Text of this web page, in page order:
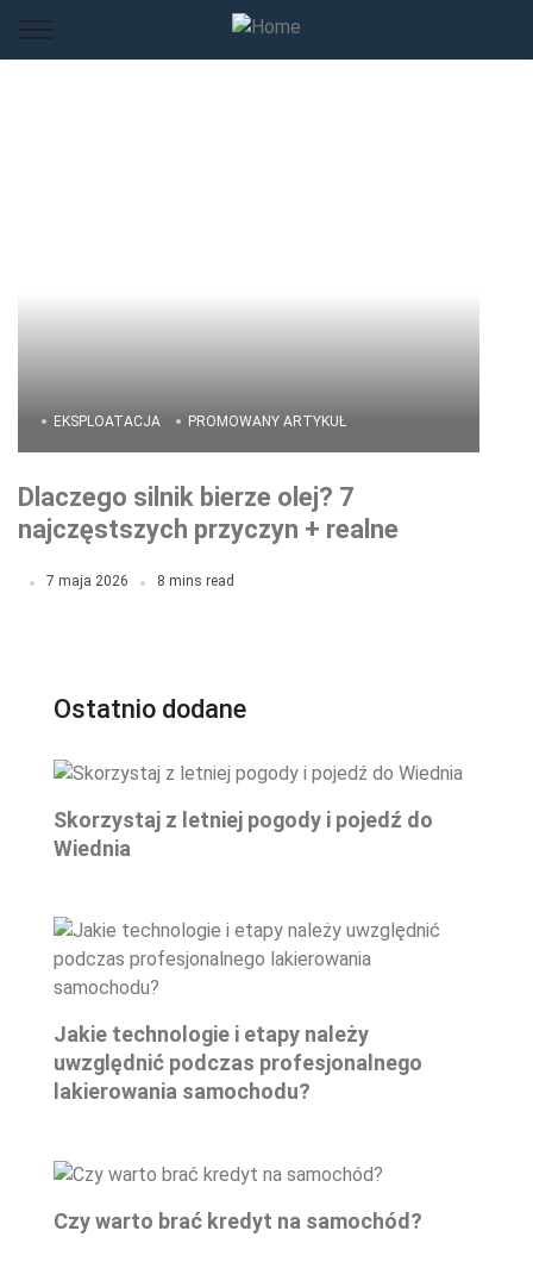
EKSPLOATACJA PROMOWANY ARTYKUŁ
Dlaczego silnik bierze olej? 7
najczęstszych przyczyn + realne
7 maja 2026 8 mins read
Ostatnio dodane
Skorzystaj z letniej pogody i pojedź do
Wiednia
Jakie technologie i etapy należy
uwzględnić podczas profesjonalnego
lakierowania samochodu?
Czy warto brać kredyt na samochód?